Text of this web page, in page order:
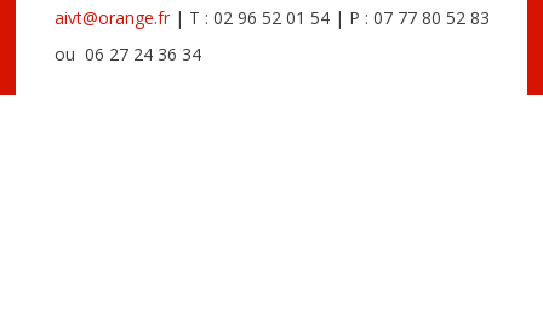
aivt@orange.fr| T : 02 96 52 01 54 | P : 07 77 80 52 83
ou 06 27 24 36 34